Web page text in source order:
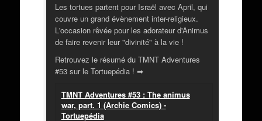
Les tortues partent pour Israël avec April, qui
couvre un grand évènement inter-religieux.
L'occasion rêvée pour les adorateur d'Animus
de faire revenir leur "divinité" à la vie !
Retrouvez le résumé du TMNT Adventures
#53 sur le Tortuepédia ! ➡
TMNT Adventures #53 : The animus
war, part. 1 (Archie Comics) -
Tortuepédia